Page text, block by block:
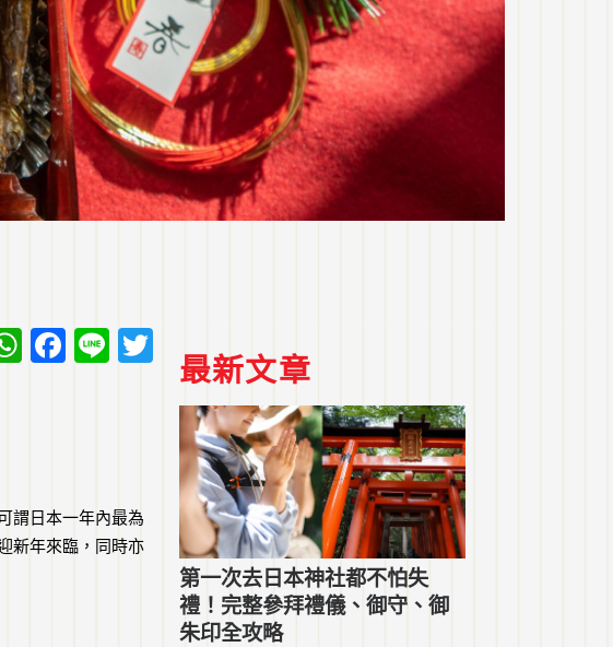
WhatsApp
Facebook
Line Twitter
謂日本一年內最為
新年來臨，同時亦
最新文章
第一次去日本神社都不怕失
禮！完整參拜禮儀、御守、御
朱印全攻略